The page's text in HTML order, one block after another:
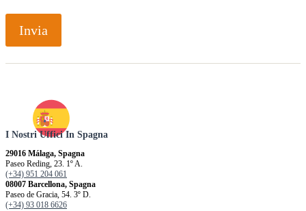
Invia
I Nostri Uffici In Spagna
29016 Málaga, Spagna
Paseo Reding, 23. 1º A.
(+34) 951 204 061
08007 Barcellona, ​​Spagna
Paseo de Gracia, 54. 3º D.
(+34) 93 018 6626